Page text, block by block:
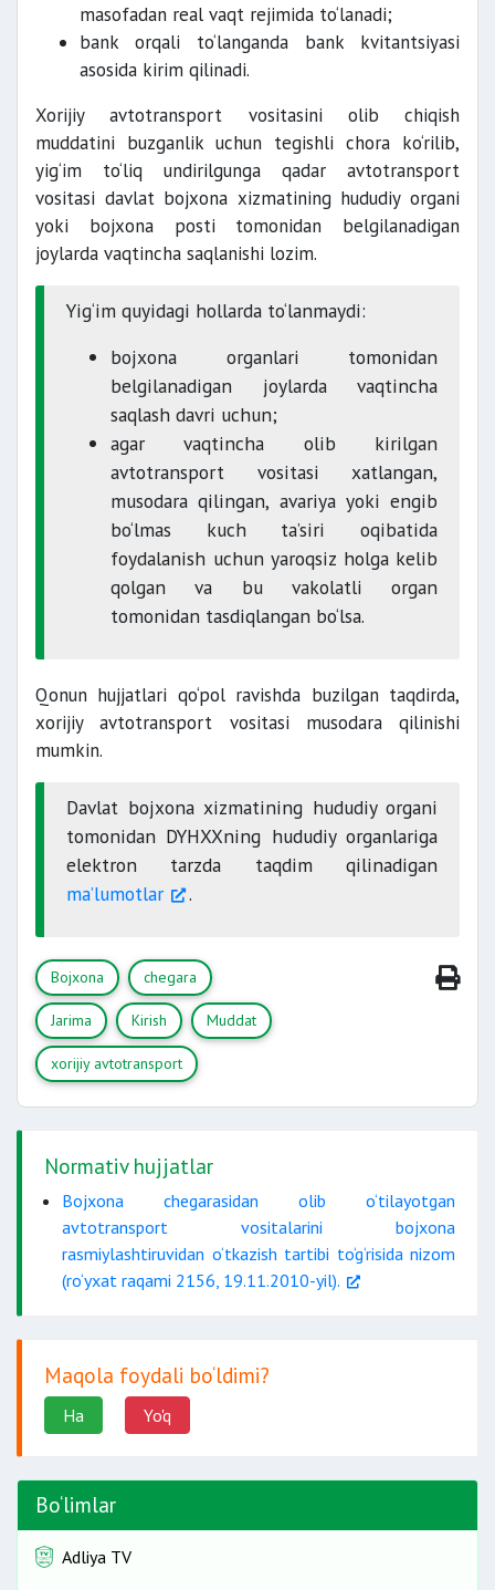
masofadan real vaqt rejimida to‘lanadi;
bank orqali to‘langanda bank kvitantsiyasi
asosida kirim qilinadi.
Xorijiy avtotransport vositasini olib chiqish
muddatini buzganlik uchun tegishli chora ko‘rilib,
yig‘im to‘liq undirilgunga qadar avtotransport
vositasi davlat bojxona xizmatining hududiy organi
yoki bojxona posti tomonidan belgilanadigan
joylarda vaqtincha saqlanishi lozim.
Yig‘im quyidagi hollarda to‘lanmaydi:
bojxona organlari tomonidan
belgilanadigan joylarda vaqtincha
saqlash davri uchun;
agar vaqtincha olib kirilgan
avtotransport vositasi xatlangan,
musodara qilingan, avariya yoki engib
bo‘lmas kuch ta’siri oqibatida
foydalanish uchun yaroqsiz holga kelib
qolgan va bu vakolatli organ
tomonidan tasdiqlangan bo‘lsa.
Qonun hujjatlari qo‘pol ravishda buzilgan taqdirda,
xorijiy avtotransport vositasi musodara qilinishi
mumkin.
Davlat bojxona xizmatining hududiy organi
tomonidan DYHXXning hududiy organlariga
elektron tarzda taqdim qilinadigan
ma’lumotlar
.
Bojxona chegara
Jarima Kirish Muddat
xorijiy avtotransport
Normativ hujjatlar
Bojxona chegarasidan olib o‘tilayotgan
avtotransport vositalarini bojxona
rasmiylashtiruvidan o‘tkazish tartibi to‘g‘risida nizom
(ro‘yxat raqami 2156, 19.11.2010-yil).
Maqola foydali bo‘ldimi?
Ha Yo'q
Bo‘limlar
Adliya TV